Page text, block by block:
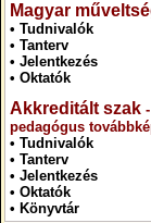
Magyar
• Tudnivalók
• Tanterv
• Jelentkezés
• Oktatók
Akkreditált szak -
pedagógus
• Tudnivalók
• Tanterv
• Jelentkezés
• Oktatók
• Könyvtár